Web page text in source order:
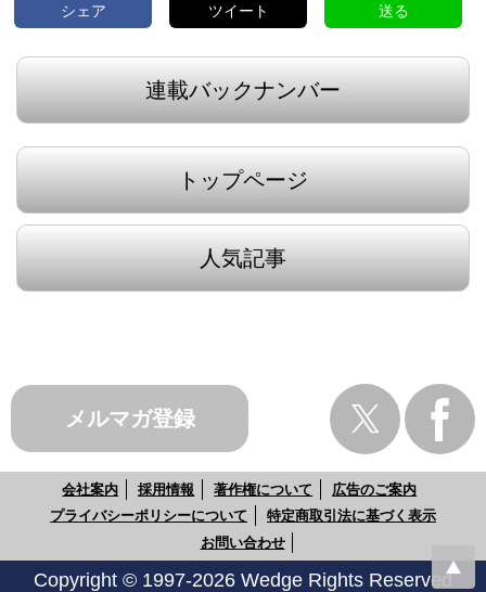
シェア ツイート 送る
連載バックナンバー
トップページ
人気記事
メルマガ登録
会社案内 採用情報 著作権について
広告のご案内
プライバシーポリシーについて
特定商取引法に基づく表示
お問い合わせ
Copyright © 1997-2026 Wedge Rights Reserved